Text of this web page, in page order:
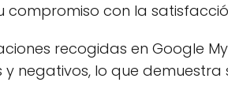
compromiso con la
recogidas en Google
negativos, lo que